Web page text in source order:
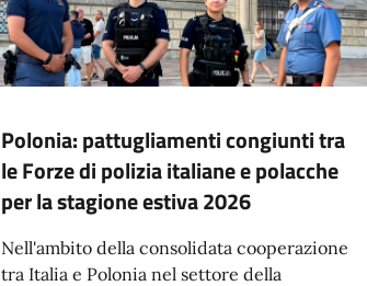
Polonia: pattugliamenti congiunti tra
le Forze di polizia italiane e polacche
per la stagione estiva 2026
Nell'ambito della consolidata cooperazione
tra Italia e Polonia nel settore della